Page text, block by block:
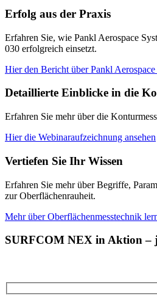
Erfolg aus der Praxis
Erfahren Sie, wie Pankl Aerospace
030 erfolgreich einsetzt.
Hier den Bericht über Pankl Aerospace
Detaillierte Einblicke in die
Erfahren Sie mehr über die
Hier die Webinaraufzeichnung ansehen
Vertiefen Sie Ihr Wissen
Erfahren Sie mehr über Begriffe,
zur Oberflächenrauheit.
Mehr über Oberflächenmesstechnik
SURFCOM NEX in Aktion –